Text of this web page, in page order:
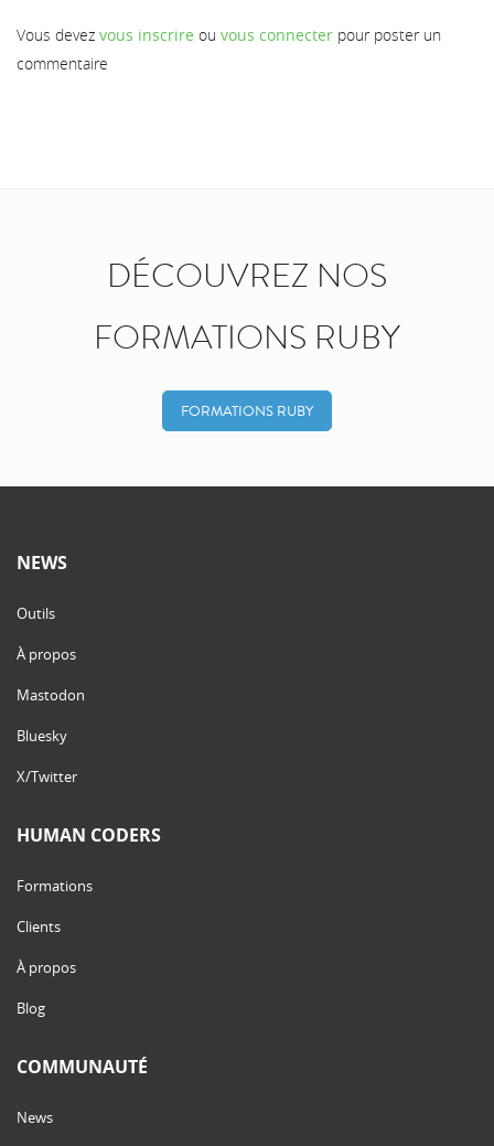
Vous devez vous inscrire ou vous connecter pour poster un
commentaire
DÉCOUVREZ NOS
FORMATIONS RUBY
FORMATIONS RUBY
NEWS
Outils
À propos
Mastodon
Bluesky
X/Twitter
HUMAN CODERS
Formations
Clients
À propos
Blog
COMMUNAUTÉ
News